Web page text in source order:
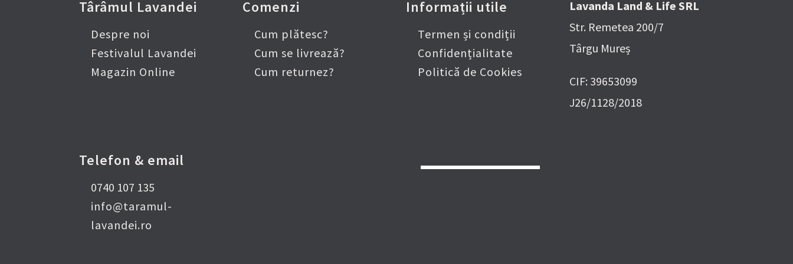
Târâmul Lavandei
Despre noi
Festivalul Lavandei
Magazin Online
Comenzi
Cum plătesc?
Cum se livrează?
Cum returnez?
Informații utile
Termen și condiții
Confidențialitate
Politică de Cookies
Lavanda Land & Life SRL
Str. Remetea 200/7
Târgu Mureș
CIF: 39653099
J26/1128/2018
Telefon & email
0740 107 135
info@taramul-
lavandei.ro